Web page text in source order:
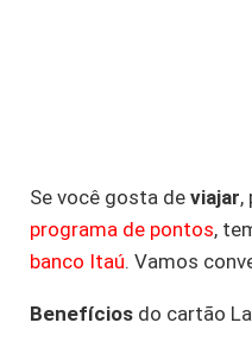
Se você gosta de viajar,
programa de pontos,
banco Itaú. Vamos
Benefícios do cartão